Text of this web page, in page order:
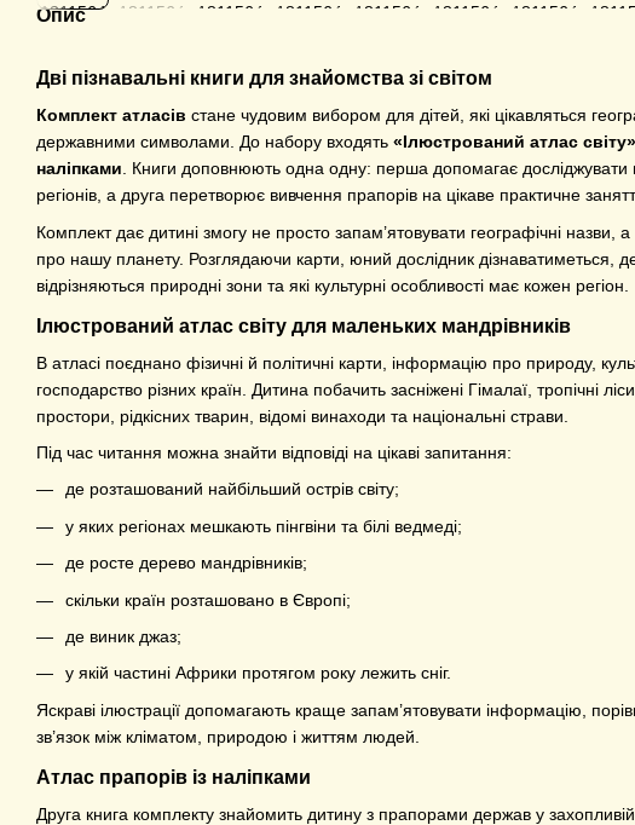
Опис
Дві пізнавальні книги для знайомства зі світом
Комплект атласів стане чудовим вибором для дітей, які цікавляться
державними символами. До набору входять «Ілюстрований атлас світу»
наліпками. Книги доповнюють одна одну: перша допомагає досліджувати
регіонів, а друга перетворює вивчення прапорів на цікаве практичне
Комплект дає дитині змогу не просто запам’ятовувати географічні назви,
про нашу планету. Розглядаючи карти, юний дослідник дізнаватиметься,
відрізняються природні зони та які культурні особливості має кожен регіон.
Ілюстрований атлас світу для маленьких мандрівників
В атласі поєднано фізичні й політичні карти, інформацію про природу,
господарство різних країн. Дитина побачить засніжені Гімалаї, тропічні
простори, рідкісних тварин, відомі винаходи та національні страви.
Під час читання можна знайти відповіді на цікаві запитання:
де розташований найбільший острів світу;
у яких регіонах мешкають пінгвіни та білі ведмеді;
де росте дерево мандрівників;
скільки країн розташовано в Європі;
де виник джаз;
у якій частині Африки протягом року лежить сніг.
Яскраві ілюстрації допомагають краще запам’ятовувати інформацію,
зв’язок між кліматом, природою і життям людей.
Атлас прапорів із наліпками
Друга книга комплекту знайомить дитину з прапорами держав у